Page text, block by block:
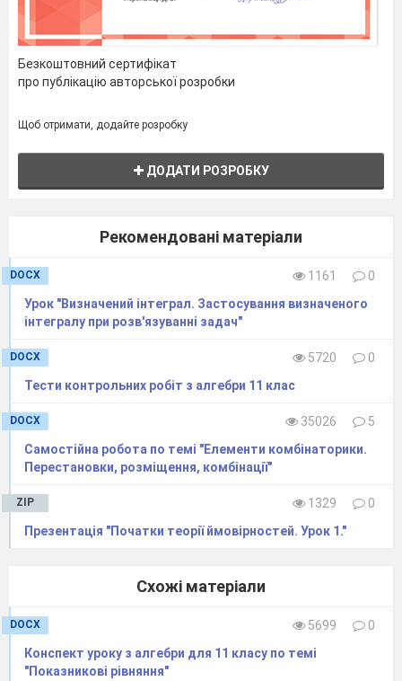
6 балів.
VІ. Технологія «Мікрофон».
Розв’язати показниково-степеневе
рівняння. Чотири учні по черзі
Розв’язати показникове рівняння,
використовуючи властивості
показникової функції.
За кожний правильний крок вчитель
VІІ.
рівня складності.
Підсумки уроку. Оцінки.
Прокоментуйте яким би способом ви
розв’язували дані рівняння:
Безкоштовний сертифікат
про публікацію авторської розробки
Щоб отримати, додайте розробку
ДОДАТИ РОЗРОБКУ
Рекомендовані матеріали
DOCX 1161
0
Урок "Визначений інтеграл. Застосування визначеного
інтегралу при розв'язуванні задач"
DOCX 5720
0
Тести контрольних робіт з алгебри 11 клас
DOCX 35026
5
Самостійна робота по темі "Елементи комбінаторики.
Перестановки, розміщення, комбінації"
ZIP 1329
0
Презентація "Початки теорії ймовірностей. Урок 1."
Схожі матеріали
DOCX 5699
0
Конспект уроку з алгебри для 11 класу по темі
"Показникові рівняння"